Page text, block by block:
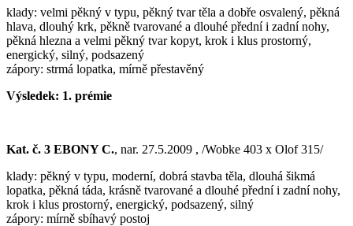
klady: velmi pěkný v typu, pěkný tvar těla a dobře osvalený, pěkná
hlava, dlouhý krk, pěkně tvarované a dlouhé přední i zadní nohy,
pěkná hlezna a velmi pěkný tvar kopyt, krok i klus prostorný,
energický, silný, podsazený
zápory: strmá lopatka, mírně přestavěný
Výsledek: 1. prémie
Kat. č. 3 EBONY C., nar. 27.5.2009 , /Wobke 403 x Olof 315/
klady: pěkný v typu, moderní, dobrá stavba těla, dlouhá šikmá
lopatka, pěkná táda, krásně tvarované a dlouhé přední i zadní nohy,
krok i klus prostorný, energický, podsazený, silný
zápory: mírně sbíhavý postoj